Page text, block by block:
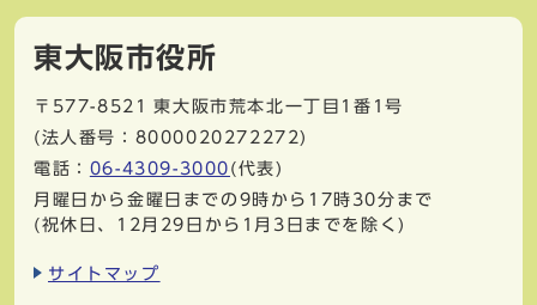
東大阪市役所
〒577-8521
東大阪市荒本北一丁目1番1号
(法人番号：8000020272272)
電話： 06-4309-3000 (代表)
月曜日から金曜日までの9時から17時30分まで
(祝休日、12月29日から1月3日までを除く)
サイトマップ